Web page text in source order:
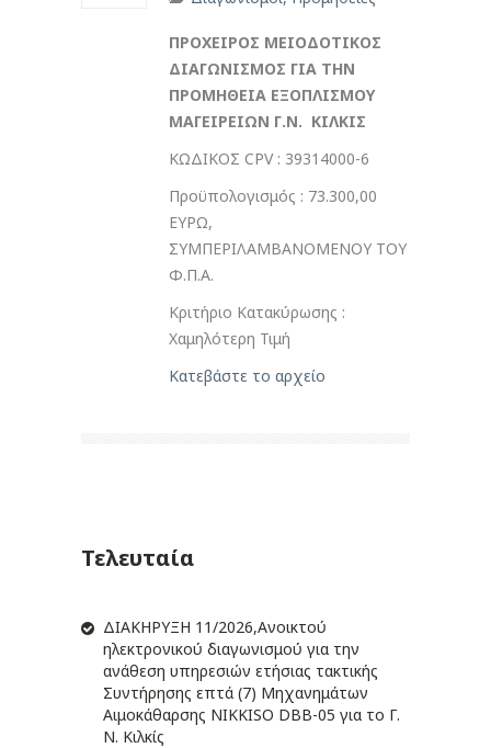
ΠΡΟΧΕΙΡΟΣ ΜΕΙΟΔΟΤΙΚΟΣ
ΔΙΑΓΩΝΙΣΜΟΣ ΓΙΑ ΤΗΝ
ΠΡΟΜΗΘΕΙΑ ΕΞΟΠΛΙΣΜΟΥ
ΜΑΓΕΙΡΕΙΩΝ Γ.Ν. ΚΙΛΚΙΣ
ΚΩΔΙΚΟΣ CPV : 39314000-6
Προϋπολογισμός : 73.300,00
ΕΥΡΩ,
ΣΥΜΠΕΡΙΛΑΜΒΑΝΟΜΕΝΟΥ ΤΟΥ
Φ.Π.Α.
Κριτήριο Κατακύρωσης :
Χαμηλότερη Τιμή
Κατεβάστε το αρχείο
Τελευταία
ΔIΑΚΗΡΥΞΗ 11/2026,Ανοικτού
ηλεκτρονικού διαγωνισμού για την
ανάθεση υπηρεσιών ετήσιας τακτικής
Συντήρησης επτά (7) Μηχανημάτων
Αιμοκάθαρσης NIKKISO DBB-05 για το Γ.
Ν. Κιλκίς